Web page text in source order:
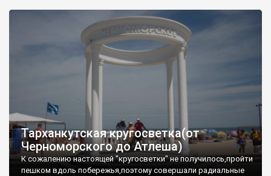
Тарханкутская кругосветка(от
Черноморского до Атлеша)
К сожалению настоящей "кругосветки" не получилось,пройти
пешком вдоль побережья,поэтому совершали радиальные